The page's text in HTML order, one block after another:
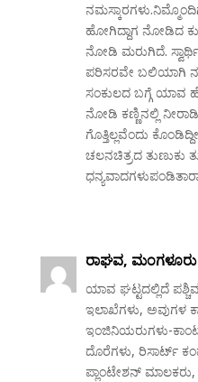
ಹೋಗಿದ್ದಾಗ ನೋಡಿದ
ನೋಡಿ ಮರುಗಿದೆ.
ಪರಿಸರವೇ ಬಲಿಯಾಗಿ
ಸಂಕುಲದ ಬಗ್ಗೆ ಯಾವ
ನೋಡಿ ಕಣ್ಣಿನಲ್ಲಿ
ಗೊತ್ತಿಲ್ಲವೆಂದು
ಚಲನಚಿತ್ರದ ತುಣುಕು
ರ‍ಾಘವ, ಮಂಗಳೂರು
ಯಾವ ಘಟ್ಟದಲ್ಲಿದೆ
ಇಲಾಖೆಗಳು, ಅವುಗಳ
ಇಂಜಿನಿಯರುಗಳು-
ದೊರೆಗಳು, ರಿಸಾರ್ಟ್
ಪ್ಲಾಂಟೇಶನ್